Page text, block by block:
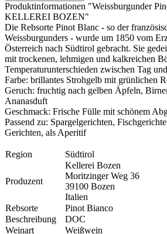
Produktinformationen "Weissburgunder
KELLEREI BOZEN"
Die Rebsorte Pinot Blanc - so der
Weissburgunders - wurde um 1850 vom
Österreich nach Südtirol gebracht. Sie
mit trockenen, lehmigen und kalkreichen
Temperaturunterschieden zwischen Tag
Farbe: brillantes Strohgelb mit grünlichen
Geruch: fruchtig nach gelben Äpfeln,
Ananasduft
Geschmack: Frische Fülle mit schönem
Passend zu: Spargelgerichten,
Gerichten, als Aperitif
Region Südtirol
Produzent
Kellerei Bozen
Moritzinger Weg 36
39100 Bozen
Italien
Rebsorte
Pinot Bianco
Beschreibung
DOC
Weinart
Weißwein